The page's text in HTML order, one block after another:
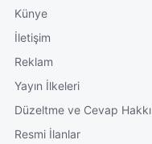
Künye
İletişim
Reklam
Yayın İlkeleri
Düzeltme ve Cevap Hakkı
Resmi İlanlar